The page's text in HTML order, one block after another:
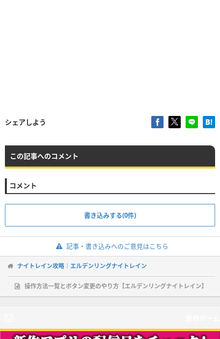
シェアしよう
この記事へのコメント
コメント
書き込みする(0件)
記事・書き込みへのご意見はこちら
ナイトレイン攻略｜エルデンリングナイトレイン
操作方法一覧とボタン変更のやり方【エルデンリングナイトレイン】